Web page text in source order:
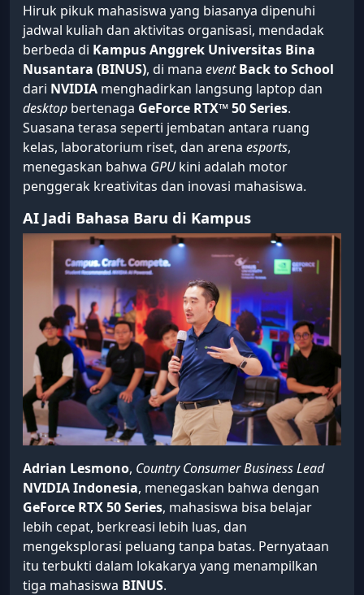
Hiruk pikuk mahasiswa yang biasanya dipenuhi
jadwal kuliah dan aktivitas organisasi, mendadak
berbeda di Kampus Anggrek Universitas Bina
Nusantara (BINUS), di mana event Back to School
dari NVIDIA menghadirkan langsung laptop dan
desktop bertenaga GeForce RTX™ 50 Series.
Suasana terasa seperti jembatan antara ruang
kelas, laboratorium riset, dan arena esports,
menegaskan bahwa GPU kini adalah motor
penggerak kreativitas dan inovasi mahasiswa.
AI Jadi Bahasa Baru di Kampus
Adrian Lesmono, Country Consumer Business Lead
NVIDIA Indonesia, menegaskan bahwa dengan
GeForce RTX 50 Series, mahasiswa bisa belajar
lebih cepat, berkreasi lebih luas, dan
mengeksplorasi peluang tanpa batas. Pernyataan
itu terbukti dalam lokakarya yang menampilkan
tiga mahasiswa BINUS.